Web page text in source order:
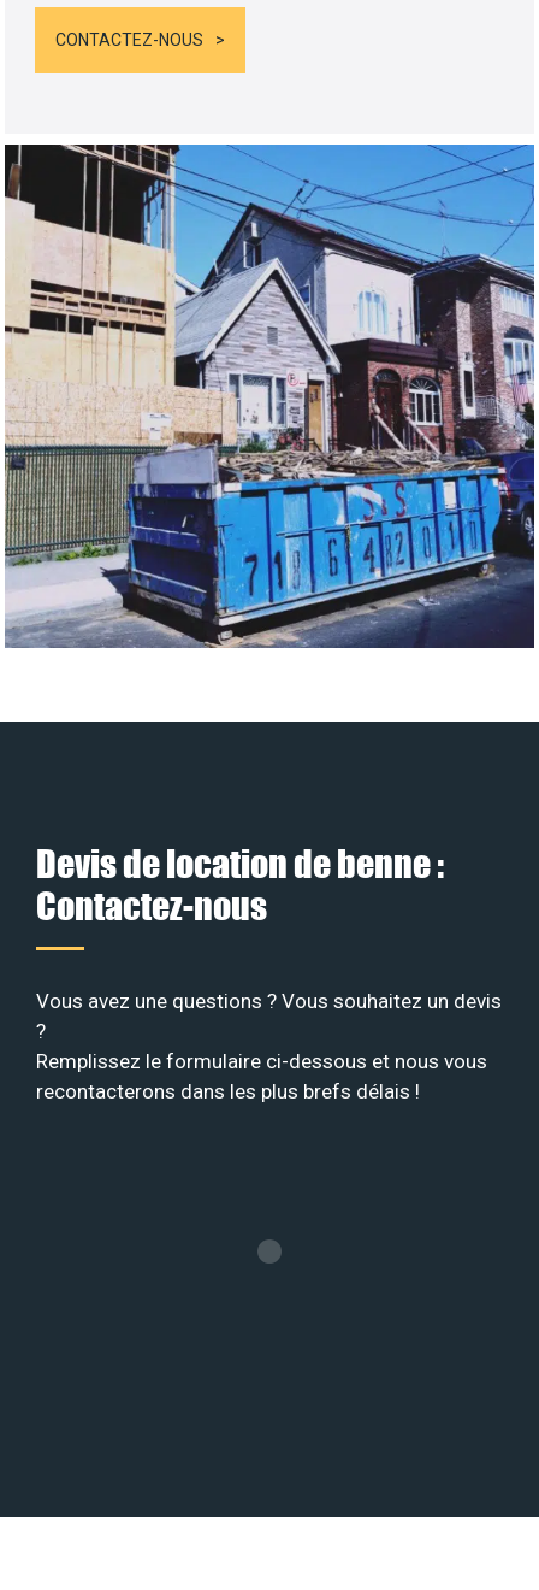
CONTACTEZ-NOUS
Devis de location de benne :
Contactez-nous
Vous avez une questions ? Vous souhaitez un devis
?
Remplissez le formulaire ci-dessous et nous vous
recontacterons dans les plus brefs délais !